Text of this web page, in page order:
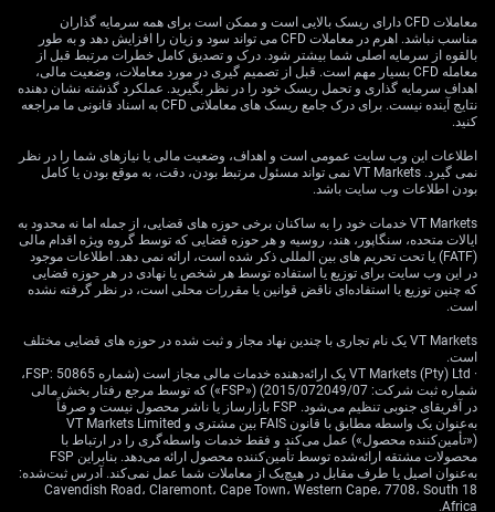
سرمایه‌گذاران خارجی ماه گذشته به‌صورت خالص ۴٫۶
میلیارد دلار از سهام داخلی فروختند که تقاضای فصلی قوی
برای دلار آمریکا را توضیح می‌دهد. این موضوع با اوج فصل
پرداخت سود نقدی شرکت‌های بزرگ فناوری هم‌زمان است و
هجوم قابل‌پیش‌بینی برای دلار ایجاد می‌کند. به نظر می‌رسد
بانک مرکزی اکنون تلاش می‌کند عرضه طبیعی بیشتری از
دلار را به بازار وارد کند تا این فشار را خنثی کند.
راهبردهای بازار و مداخله
بانک مرکزی
بی‌نظم، معتقدیم پتانسیل صعودی احتمالاً حوالی محدوده
مقاومتی ۳۲٫۵۰/۶۰ محدود می‌شود. این موضوع، فروش
نوسان (volatility) را به گزینه‌ای جذاب برای معامله‌گران
مشتقه در هفته‌های پیش‌رو تبدیل می‌کند. «اسپرد کال نزولی»
(bear call spread)، با فروش اختیار خرید در ۳۲٫۵۰ و خرید
اختیار خریدی در سطحی بالاتر، می‌تواند راهی محتاطانه برای
بهره‌برداری از این دیدگاه باشد.
معاملات CFD دارای ریسک بالایی است و ممکن است برای همه سرمایه گذاران
مناسب نباشد. اهرم در معاملات CFD می تواند سود و زیان را افزایش دهد و به طور
بالقوه از سرمایه اصلی شما بیشتر شود. درک و تصدیق کامل خطرات مرتبط قبل از
معامله CFD بسیار مهم است. قبل از تصمیم گیری در مورد معاملات، وضعیت مالی،
اهداف سرمایه گذاری و تحمل ریسک خود را در نظر بگیرید. عملکرد گذشته نشان دهنده
نتایج آینده نیست. برای درک جامع ریسک های معاملاتی CFD به اسناد قانونی ما مراجعه
کنید.
اطلاعات این وب سایت عمومی است و اهداف، وضعیت مالی یا نیازهای شما را در نظر
نمی گیرد. VT Markets نمی تواند مسئول مرتبط بودن، دقت، به موقع بودن یا کامل
بودن اطلاعات وب سایت باشد.
VT Markets خدمات خود را به ساکنان برخی حوزه های قضایی، از جمله اما نه محدود به
ایالات متحده، سنگاپور، هند، روسیه و هر حوزه قضایی که توسط گروه ویژه اقدام مالی
(FATF) یا تحت تحریم های بین المللی ذکر شده است، ارائه نمی دهد. اطلاعات موجود
در این وب سایت برای توزیع یا استفاده توسط هر شخص یا نهادی در هر حوزه قضایی
که چنین توزیع یا استفاده‌ای ناقض قوانین یا مقررات محلی است، در نظر گرفته نشده
است.
VT Markets یک نام تجاری با چندین نهاد مجاز و ثبت شده در حوزه های قضایی مختلف
است.
· VT Markets (Pty) Ltd یک ارائه‌دهنده خدمات مالی مجاز است (شماره FSP: 50865،
شماره ثبت شرکت: 2015/072049/07) («FSP») که توسط مرجع رفتار بخش مالی
در آفریقای جنوبی تنظیم می‌شود. FSP بازارساز یا ناشر محصول نیست و صرفاً
به‌عنوان یک واسطه مطابق با قانون FAIS بین مشتری و VT Markets Limited
(«تأمین‌کننده محصول») عمل می‌کند و فقط خدمات واسطه‌گری را در ارتباط با
محصولات مشتقه ارائه‌شده توسط تأمین‌کننده محصول ارائه می‌دهد. بنابراین FSP
به‌عنوان اصیل یا طرف مقابل در هیچ‌یک از معاملات شما عمل نمی‌کند. آدرس ثبت‌شده:
18 Cavendish Road، Claremont، Cape Town، Western Cape، 7708، South
Africa.